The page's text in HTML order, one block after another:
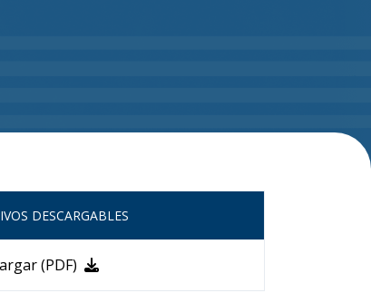
DESCARGABLES
(PDF)